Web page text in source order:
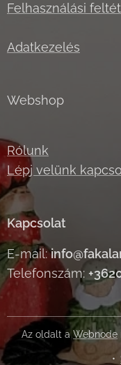
Felhasználási
Adatkezelés
Webshop
Rólunk
Lépj velünk
Kapcsolat
E-mail:
Telefonszám:
Az oldalt aWebnode